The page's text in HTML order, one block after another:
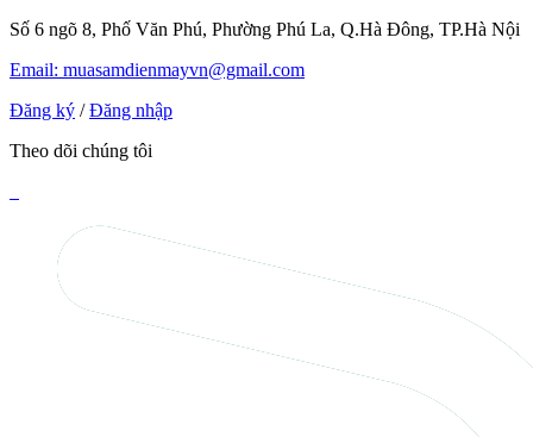
Số 6 ngõ 8, Phố Văn Phú, Phường Phú La, Q.Hà Đông, TP.Hà Nội
Email: muasamdienmayvn@gmail.com
Đăng ký / Đăng nhập
Theo dõi chúng tôi